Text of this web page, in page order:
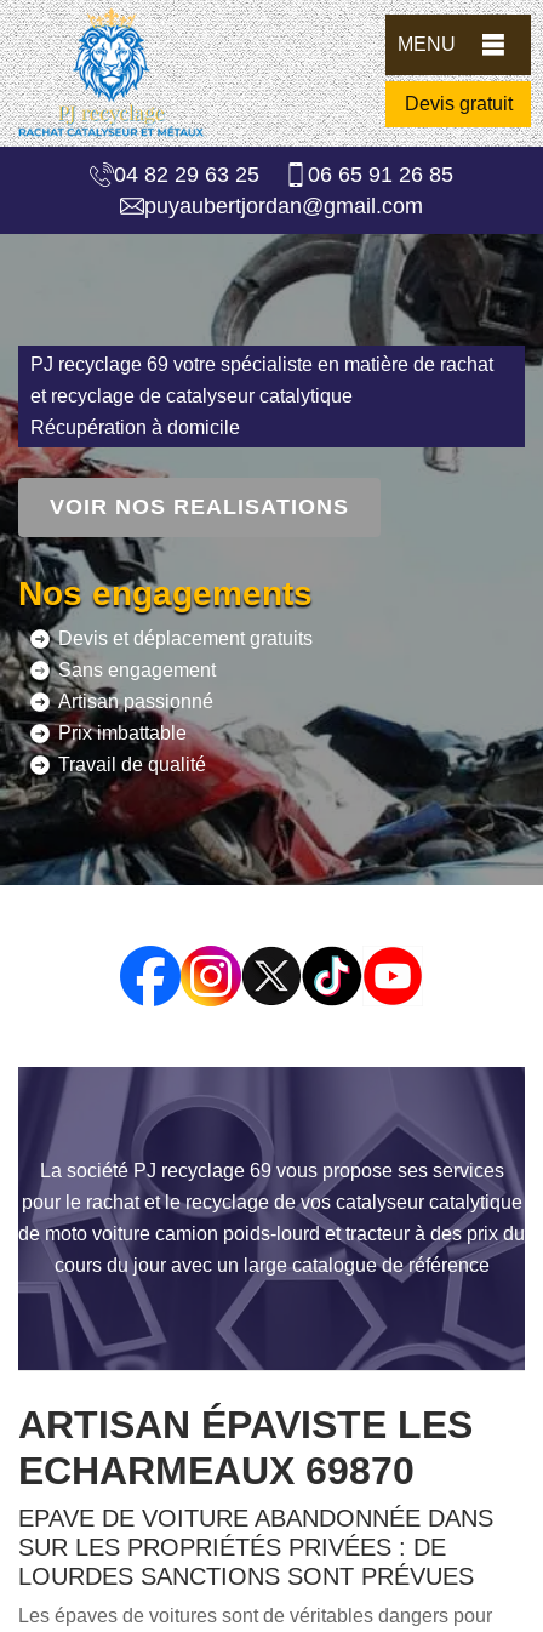
MENU
Devis gratuit
04 82 29 63 25
06 65 91 26 85
puyaubertjordan@gmail.com
PJ recyclage 69 votre spécialiste en matière de rachat
et recyclage de catalyseur catalytique
Récupération à domicile
VOIR NOS REALISATIONS
Nos engagements
Devis et déplacement gratuits
Sans engagement
Artisan passionné
Prix imbattable
Travail de qualité
La société PJ recyclage 69 vous propose ses services
pour le rachat et le recyclage de vos catalyseur catalytique
de moto voiture camion poids-lourd et tracteur à des prix du
cours du jour avec un large catalogue de référence
ARTISAN ÉPAVISTE LES
ECHARMEAUX 69870
EPAVE DE VOITURE ABANDONNÉE DANS
SUR LES PROPRIÉTÉS PRIVÉES : DE
LOURDES SANCTIONS SONT PRÉVUES
Les épaves de voitures sont de véritables dangers pour